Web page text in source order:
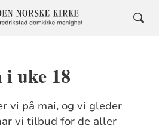
uke 18
vi på mai, og vi gleder
vi tilbud for de aller